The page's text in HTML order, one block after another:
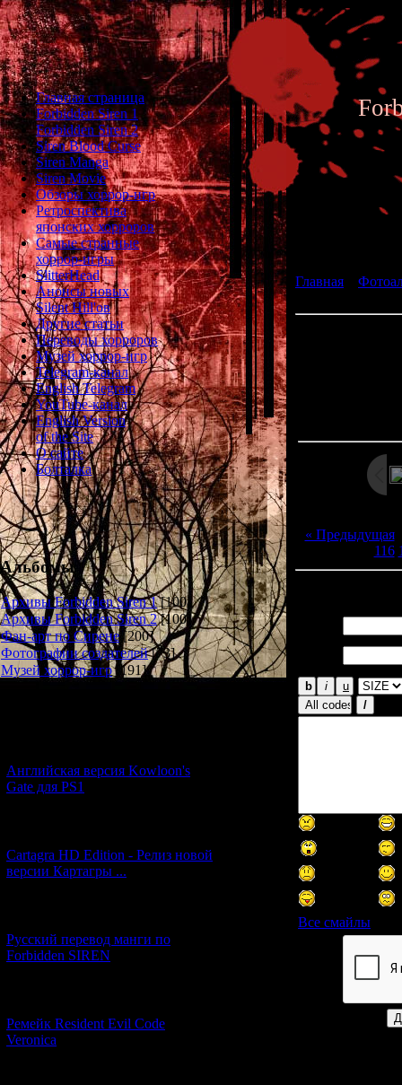
Главная страница
Forbidden Siren 1
Forbidden Siren 2
Siren Blood Curse
Siren Manga
Siren Movie
Обзоры хоррор-игр
Ретроспектива
японских хорроров
Самые странные
хоррор-игры
SlitterHead
Анонсы новых
Silent Hill'ов
Другие статьи
Переводы хорроров
Музей хоррор-игр
Telegram-канал
English Telegram
YouTube-канал
English Version
of the Site
О сайте
Болталка
Альбомы
Архивы Forbidden Siren 1 [100]
Архивы Forbidden Siren 2 [100]
Фан-арт по Сирене [200]
Фотографии создателей [73]
Музей хоррор-игр
[191]
Английская версия Kowloon's
Gate для PS1
Cartagra HD Edition - Релиз новой
версии Картагры ...
Русский перевод манги по
Forbidden SIREN
Ремейк Resident Evil Code
Veronica
Главная
« Предыдущая
116
Все смайлы